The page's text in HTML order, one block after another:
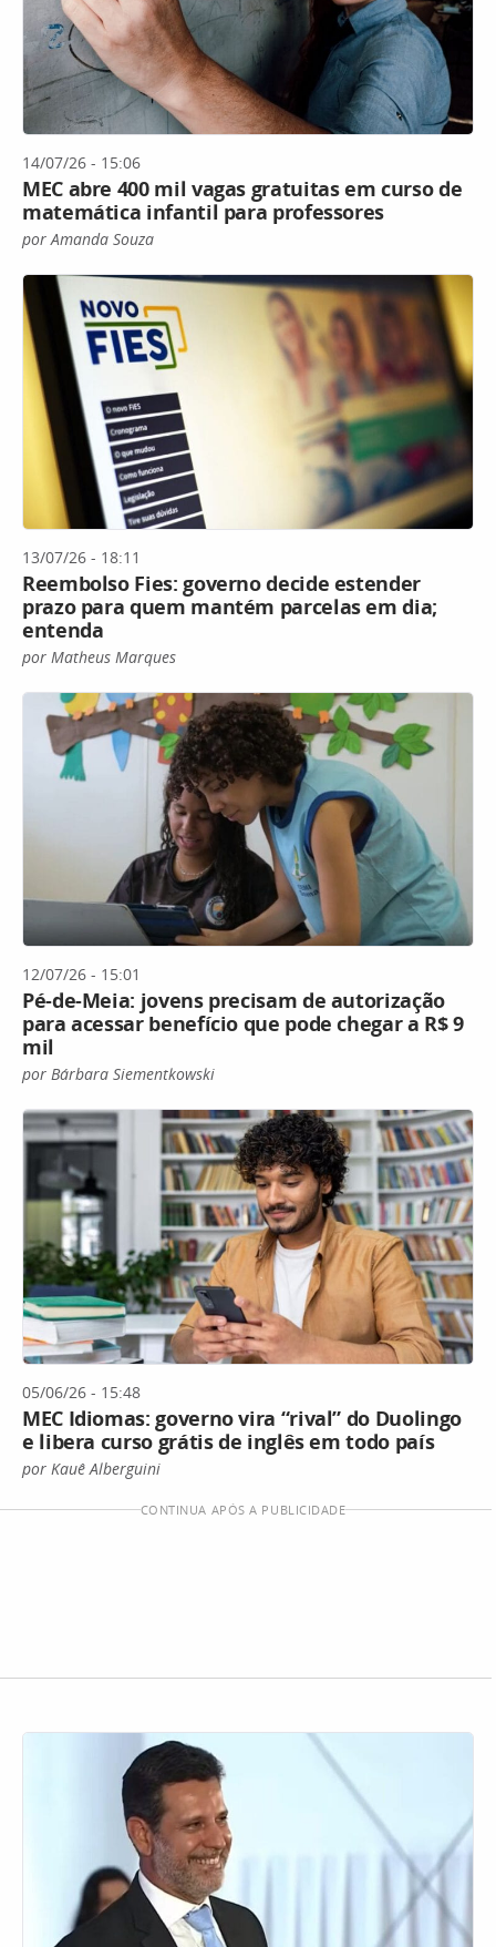
14/07/26 - 15:06
MEC abre 400 mil vagas gratuitas em curso de
matemática infantil para professores
por Amanda Souza
13/07/26 - 18:11
Reembolso Fies: governo decide estender
prazo para quem mantém parcelas em dia;
entenda
por Matheus Marques
12/07/26 - 15:01
Pé-de-Meia: jovens precisam de autorização
para acessar benefício que pode chegar a R$ 9
mil
por Bárbara Siementkowski
05/06/26 - 15:48
MEC Idiomas: governo vira “rival” do Duolingo
e libera curso grátis de inglês em todo país
por Kauê Alberguini
CONTINUA APÓS A PUBLICIDADE